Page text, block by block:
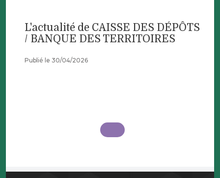
L'actualité de CAISSE DES DÉPÔTS
/ BANQUE DES TERRITOIRES
Publié le 30/04/2026